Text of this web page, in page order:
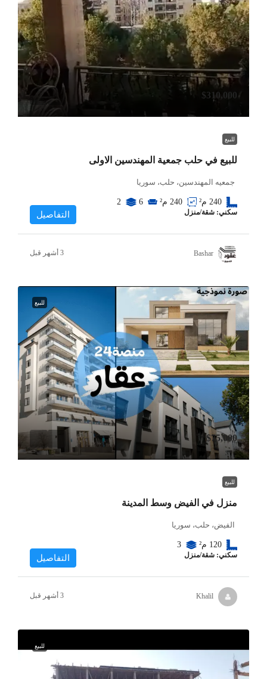
$310,000
للبيع
للبيع في حلب جمعية المهندسين الاولى
جمعيه المهندسين، حلب، سوريا
240 م² 240 م² 6
2
سكني: شقة/منزل التفاصيل
Bashar
للبيع
$75,000
للبيع
منزل في الفيض وسط المدينة
الفيض، حلب، سوريا
120 م² 3
سكني: شقة/منزل التفاصيل
Khalil
للبيع